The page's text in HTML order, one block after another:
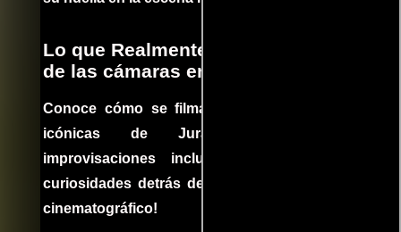
Lo que Realmente Sucedió detrás
de las cámaras en Jurassic Park
Conoce cómo se filmaron algunas escenas
icónicas de Jurassic Park, con
improvisaciones incluidas. ¡Descubre las
curiosidades detrás del rodaje de un clásico
cinematográfico!